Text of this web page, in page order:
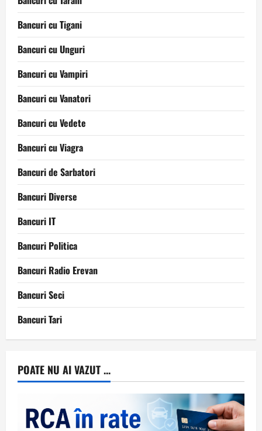
Bancuri cu Tigani
Bancuri cu Unguri
Bancuri cu Vampiri
Bancuri cu Vanatori
Bancuri cu Vedete
Bancuri cu Viagra
Bancuri de Sarbatori
Bancuri Diverse
Bancuri IT
Bancuri Politica
Bancuri Radio Erevan
Bancuri Seci
Bancuri Tari
POATE NU AI VAZUT ...